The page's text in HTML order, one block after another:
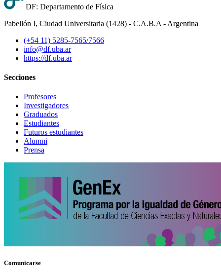
DF: Departamento de Física
Pabellón I, Ciudad Universitaria (1428) - C.A.B.A - Argentina
(+54 11) 5285-7565/7566
info@df.uba.ar
https://df.uba.ar
Secciones
Profesores
Investigadores
Graduados
Estudiantes
Futuros estudiantes
Alumni
Prensa
Comunicarse